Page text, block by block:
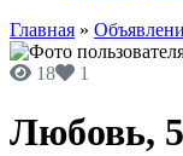
Главная »
18 1
Любовь,